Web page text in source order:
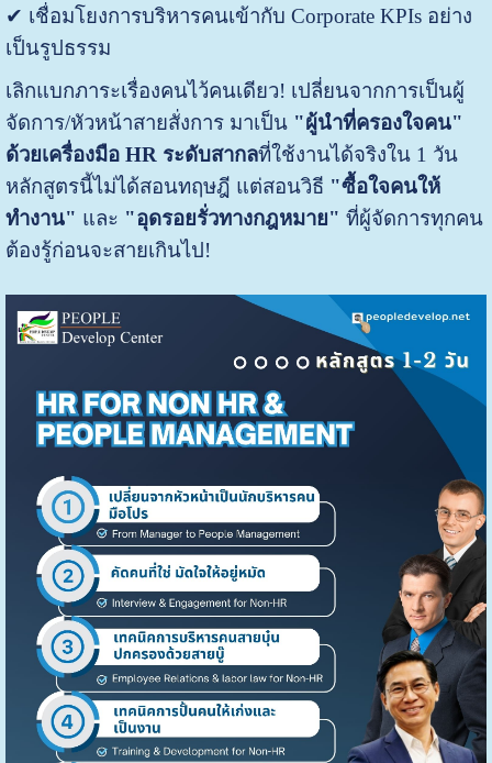
✔ เชื่อมโยงการบริหารคนเข้ากับ Corporate KPIs อย่าง
เป็นรูปธรรม
เลิกแบกภาระเรื่องคนไว้คนเดียว! เปลี่ยนจากการเป็นผู้
จัดการ/หัวหน้าสายสั่งการ มาเป็น "ผู้นำที่ครองใจคน"
ด้วยเครื่องมือ HR ระดับสากลที่ใช้งานได้จริงใน 1 วัน
หลักสูตรนี้ไม่ได้สอนทฤษฎี แต่สอนวิธี "ซื้อใจคนให้
ทำงาน" และ "อุดรอยรั่วทางกฎหมาย" ที่ผู้จัดการทุกคน
ต้องรู้ก่อนจะสายเกินไป!